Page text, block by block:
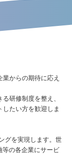
からの期待に応え
研修制度を整え、
たい方を歓迎しま
グを実現します。世
の各企業にサービ